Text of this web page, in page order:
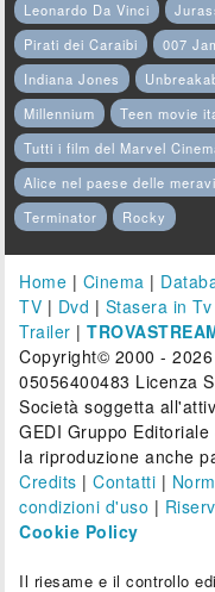
Leonardo Da Vinci
Pirati dei Caraibi
007
Indiana Jones
Millennium
Teen movie
Tutti i film del Marvel
Alice nel paese delle
Terminator
Rocky
Home | Cinema |
TV | Dvd | Stasera in Tv
Trailer |
Copyright© 2000 -
05056400483 Licenza
Società soggetta
GEDI Gruppo
la riproduzione anche
Credits |Contatti |
condizioni d'uso |
Cookie Policy
Il riesame e il controllo